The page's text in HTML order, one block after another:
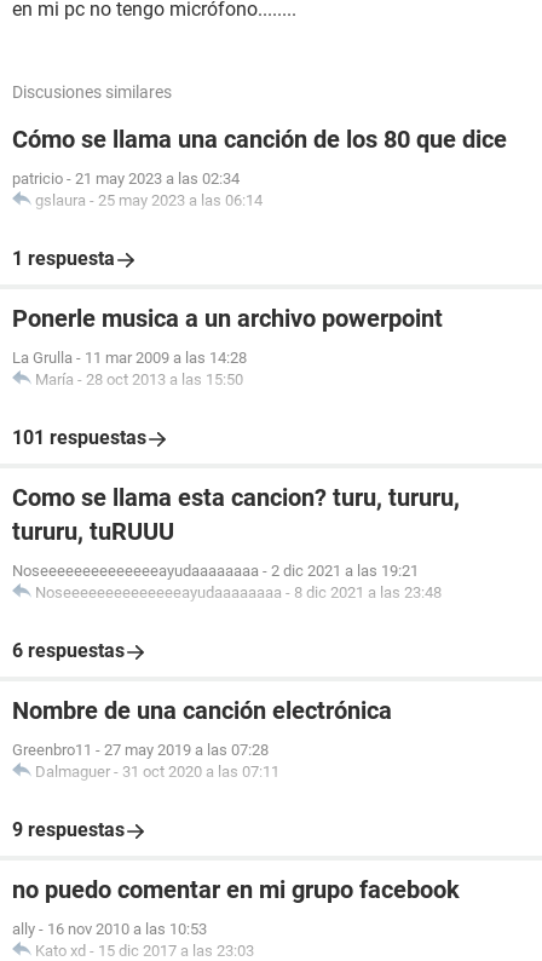
en mi pc no tengo micrófono........
Discusiones similares
Cómo se llama una canción de los 80 que dice
patricio - 21 may 2023 a las 02:34
gslaura - 25 may 2023 a las 06:14
1 respuesta
Ponerle musica a un archivo powerpoint
La Grulla - 11 mar 2009 a las 14:28
María - 28 oct 2013 a las 15:50
101 respuestas
Como se llama esta cancion? turu, tururu,
tururu, tuRUUU
Noseeeeeeeeeeeeeeayudaaaaaaaa - 2 dic 2021 a las 19:21
Noseeeeeeeeeeeeeeayudaaaaaaaa - 8 dic 2021 a las 23:48
6 respuestas
Nombre de una canción electrónica
Greenbro11 - 27 may 2019 a las 07:28
Dalmaguer - 31 oct 2020 a las 07:11
9 respuestas
no puedo comentar en mi grupo facebook
ally - 16 nov 2010 a las 10:53
Kato xd - 15 dic 2017 a las 23:03